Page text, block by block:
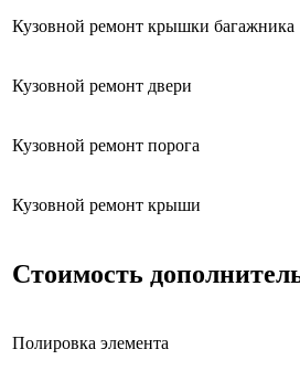
Кузовной ремонт крышки багажника
Кузовной ремонт двери
Кузовной ремонт порога
Кузовной ремонт крыши
Стоимость
Полировка элемента